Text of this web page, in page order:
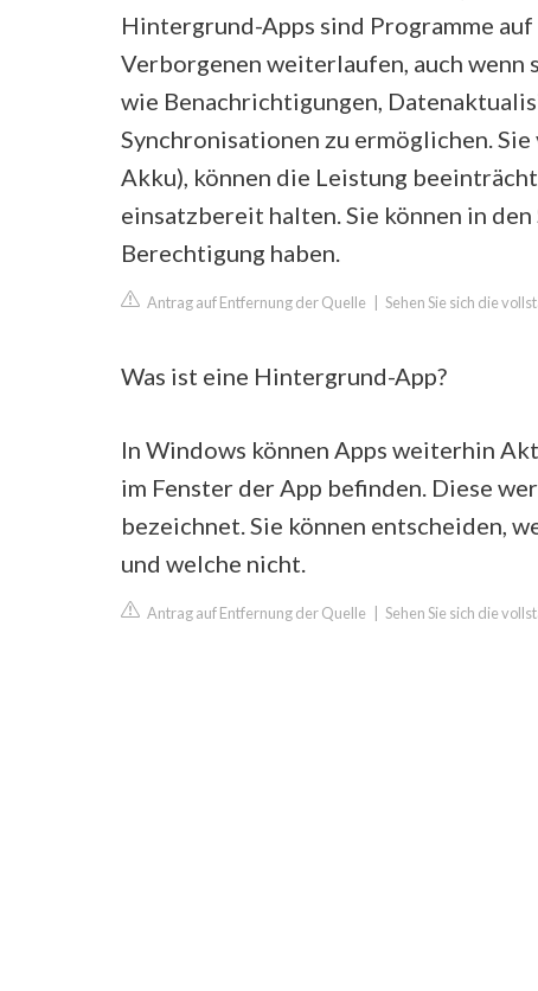
Hintergrund-Apps sind Programme
Verborgenen weiterlaufen, auch
wie Benachrichtigungen,
Synchronisationen zu ermöglichen.
Akku), können die Leistung
einsatzbereit halten. Sie können in
Berechtigung haben.
Antrag auf Entfernung der Quelle Sehen Sie sich die
Was ist eine Hintergrund-App?
In Windows können Apps weiterhin
im Fenster der App befinden. Diese
bezeichnet. Sie können entscheiden,
und welche nicht.
Antrag auf Entfernung der Quelle Sehen Sie sich die